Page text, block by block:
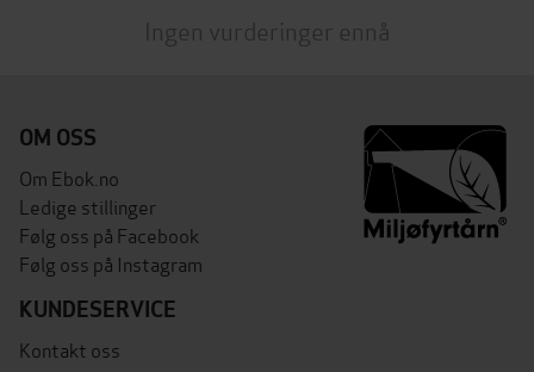
Ingen vurderinger ennå
OM OSS
Om Ebok.no
Ledige stillinger
Følg oss på Facebook
Følg oss på Instagram
KUNDESERVICE
Kontakt oss